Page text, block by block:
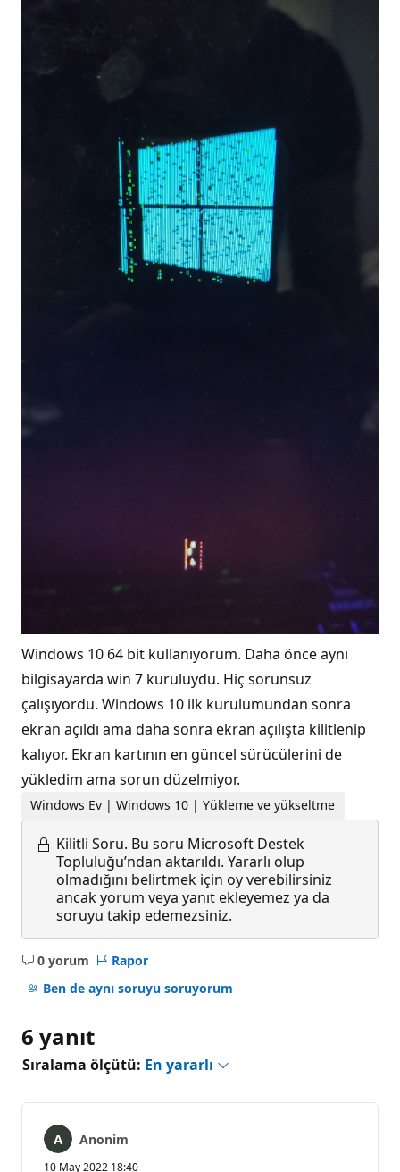
Windows 10 64 bit kullanıyorum. Daha önce aynı
bilgisayarda win 7 kuruluydu. Hiç sorunsuz
çalışıyordu. Windows 10 ilk kurulumundan sonra
ekran açıldı ama daha sonra ekran açılışta kilitlenip
kalıyor. Ekran kartının en güncel sürücülerini de
yükledim ama sorun düzelmiyor.
Windows Ev | Windows 10 | Yükleme ve yükseltme
Kilitli Soru. Bu soru Microsoft Destek
Topluluğu’ndan aktarıldı. Yararlı olup
olmadığını belirtmek için oy verebilirsiniz
ancak yorum veya yanıt ekleyemez ya da
soruyu takip edemezsiniz.
0 yorum
Açıklama
yok
Rapor
Ben de aynı soruyu soruyorum
6 yanıt
Sıralama ölçütü: En yararlı
Anonim
10 May 2022 18:40